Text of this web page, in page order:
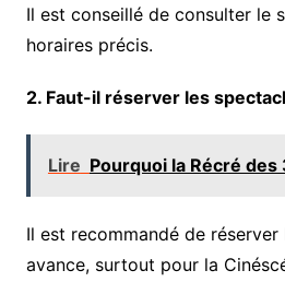
Il est conseillé de consulter le
horaires précis.
2. Faut-il réserver les
Lire Pourquoi la Récré des
Il est recommandé de
avance, surtout pour la